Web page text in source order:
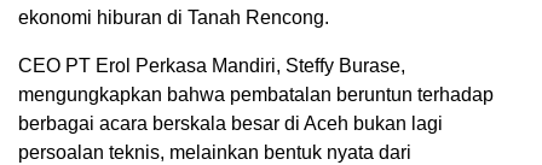
ekonomi hiburan di Tanah Rencong.
CEO PT Erol Perkasa Mandiri, Steffy Burase,
mengungkapkan bahwa pembatalan beruntun terhadap
berbagai acara berskala besar di Aceh bukan lagi
persoalan teknis, melainkan bentuk nyata dari